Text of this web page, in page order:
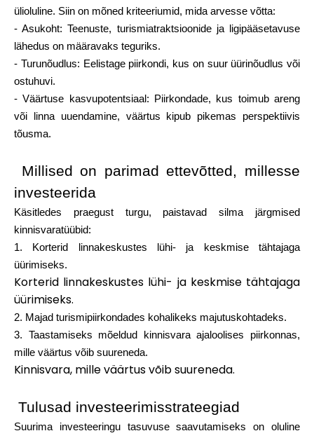
ask@scrambleup.com
+372 712 2955
ülioluline. Siin on mõned kriteeriumid, mida arvesse võtta:
- Asukoht: Teenuste, turismiatraktsioonide ja ligipääsetavuse
lähedus on määravaks teguriks.
- Turunõudlus: Eelistage piirkondi, kus on suur üürinõudlus või
ostuhuvi.
- Väärtuse kasvupotentsiaal: Piirkondade, kus toimub areng
või linna uuendamine, väärtus kipub pikemas perspektiivis
tõusma.
Millised on parimad ettevõtted, millesse
investeerida
Käsitledes praegust turgu, paistavad silma järgmised
kinnisvaratüübid:
1. Korterid linnakeskustes lühi- ja keskmise tähtajaga
üürimiseks.
Korterid linnakeskustes lühi- ja keskmise tähtajaga
üürimiseks.
2. Majad turismipiirkondades kohalikeks majutuskohtadeks.
3. Taastamiseks mõeldud kinnisvara ajaloolises piirkonnas,
mille väärtus võib suureneda.
Kinnisvara, mille väärtus võib suureneda.
Tulusad investeerimisstrateegiad
Suurima investeeringu tasuvuse saavutamiseks on oluline